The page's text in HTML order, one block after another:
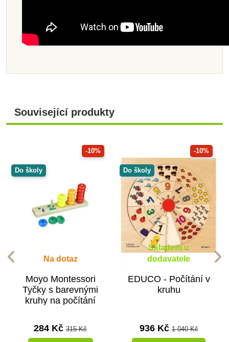
Související produkty
-10%
Do školy
Na dotaz
Moyo Montessori
Tyčky s barevnými
kruhy na počítání
284 Kč 315 Kč
-10%
Do školy
Skladem u
dodavatele
EDUCO - Počítání v
kruhu
936 Kč1 040 Kč